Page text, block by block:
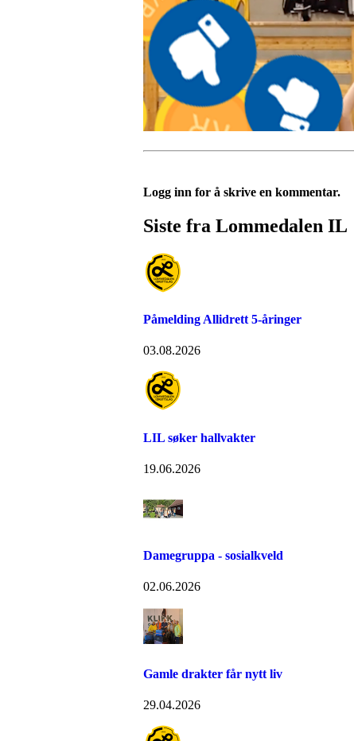
Logg inn for å skrive en kommentar.
Siste fra Lommedalen IL
Påmelding Allidrett 5-åringer
03.08.2026
LIL søker hallvakter
19.06.2026
Damegruppa - sosialkveld
02.06.2026
Gamle drakter får nytt liv
29.04.2026